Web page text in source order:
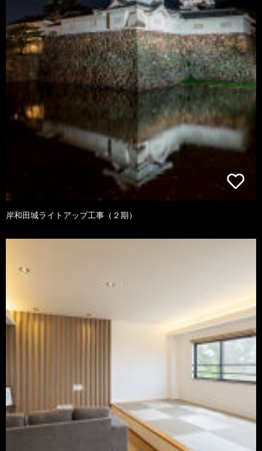
岸和田城ライトアップ工事（２期）